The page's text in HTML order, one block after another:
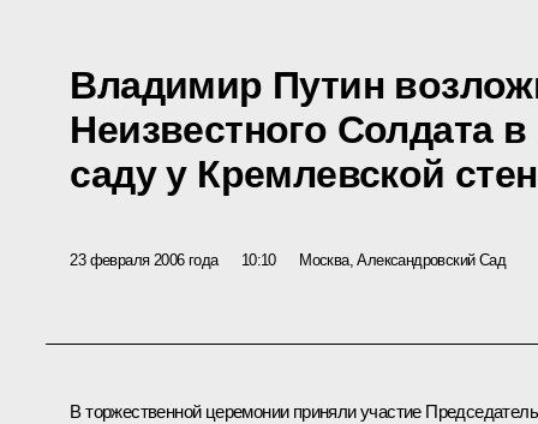
Владимир Путин
Неизвестного Солдата
саду у Кремлевской
23 февраля 2006 года 10:10 Москва, Александровский Сад
В торжественной церемонии приняли участие Председатель